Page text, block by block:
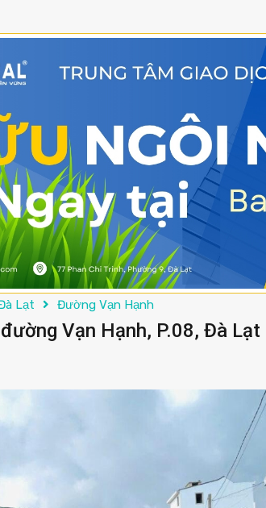
Lạt Đường Vạn Hạnh
Vạn Hạnh, P.08, Đà Lạt